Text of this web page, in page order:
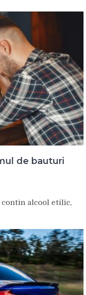
de bauturi
alcool etilic,